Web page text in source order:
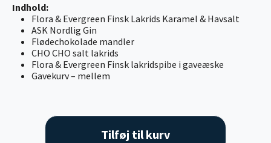
Indhold:
Flora & Evergreen Finsk Lakrids Karamel & Havsalt
ASK Nordlig Gin
Flødechokolade mandler
CHO CHO salt lakrids
Flora & Evergreen Finsk lakridspibe i gaveæske
Gavekurv – mellem
Tilføj til kurv